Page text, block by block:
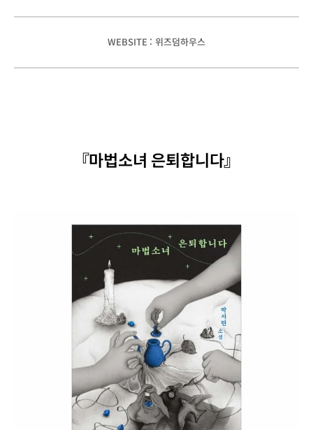
WEBSITE : 위즈덤하우스
『마법소녀 은퇴합니다』